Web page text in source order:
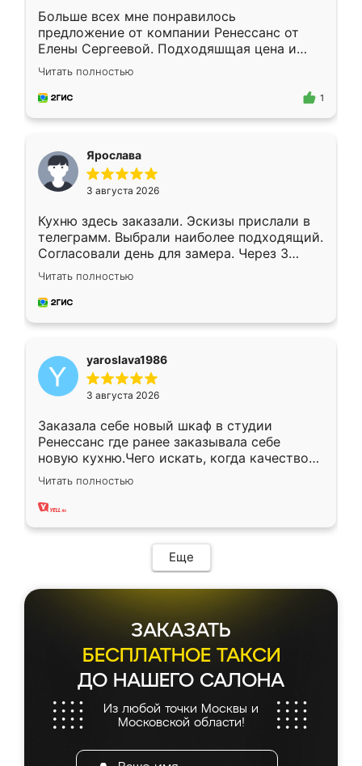
Больше всех мне понравилось
предложение от компании Ренессанс от
Елены Сергеевой. Подходяшщая цена и
короткие сроки изготовления. Приехавший
для замера сотрудник Владислав
предложил по моему эскизу самый
Читать полностью
1
Ярослава
3 августа 2026
Кухню здесь заказали. Эскизы прислали в
телеграмм. Выбрали наиболее подходящий.
Согласовали день для замера. Через 3
недели кухня была уже готова. Остались
довольны работой. Спасибо Ренессанс
мебель за качественную работу!
Читать полностью
yaroslava1986
3 августа 2026
Заказала себе новый шкаф в студии
Ренессанс где ранее заказывала себе
новую кухню.Чего искать, когда качеством
вполне довольна. Служит кухня уже почти
два года, нареканий нет.
Читать полностью
Еще
ЗАКАЗАТЬ
БЕСПЛАТНОЕ ТАКСИ
ДО НАШЕГО САЛОНА
Из любой точки Москвы и
Московской области!